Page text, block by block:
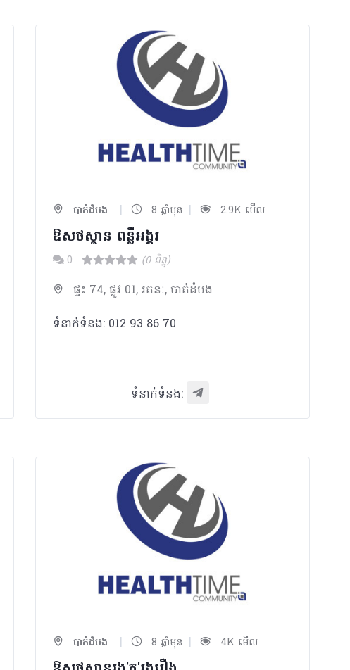
បាត់ដំបង | 8 ឆ្នាំមុន | 2.9K មើល
ឱសថស្ថាន ពន្លឺអង្គរ
0 (0 ពិន្ទុ)
ផ្ទះ 74, ផ្លូវ 01, រតនៈ, បាត់ដំបង
ទំនាក់ទំនង: 012 93 86 70
ទំនាក់ទំនង:
បាត់ដំបង | 8 ឆ្នាំមុន | 4K មើល